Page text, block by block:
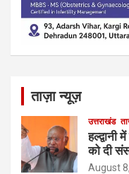
ताज़ा न्यूज़
उत्तराखंड
को दी
August